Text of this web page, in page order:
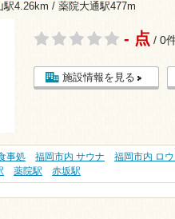
駅4.26km / 薬院大通駅477m
- 点 / 0
施設情報を見る
事処 福岡市内 サウナ 福岡市内 ロ
薬院駅 赤坂駅